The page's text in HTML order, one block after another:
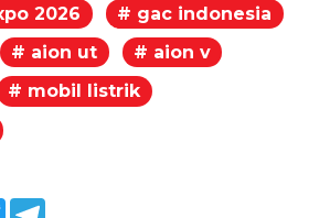
2026
# gac indonesia
# aion ut
# aion v
# mobil listrik
Twitter